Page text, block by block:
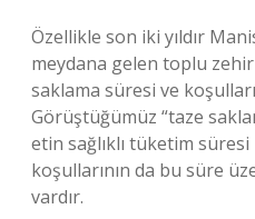
Özellikle son iki yıldır
meydana gelen toplu
saklama süresi ve
Görüştüğümüz “taze
etin sağlıklı tüketim süresi
koşullarının da bu süre
vardır.